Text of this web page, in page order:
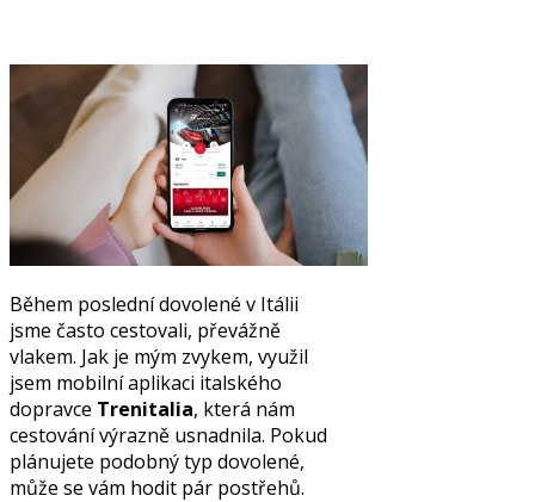
Během poslední dovolené v Itálii
jsme často cestovali, převážně
vlakem. Jak je mým zvykem, využil
jsem mobilní aplikaci italského
dopravce Trenitalia, která nám
cestování výrazně usnadnila. Pokud
plánujete podobný typ dovolené,
může se vám hodit pár postřehů.